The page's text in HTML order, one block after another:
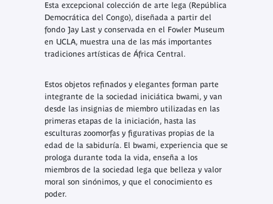
Esta excepcional colección de arte lega (República
Democrática del Congo), diseñada a partir del
fondo Jay Last y conservada en el Fowler Museum
en UCLA, muestra una de las más importantes
tradiciones artísticas de África Central.
Estos objetos refinados y elegantes forman parte
integrante de la sociedad iniciática bwami, y van
desde las insignias de miembro utilizadas en las
primeras etapas de la iniciación, hasta las
esculturas zoomorfas y figurativas propias de la
edad de la sabiduría. El bwami, experiencia que se
prologa durante toda la vida, enseña a los
miembros de la sociedad lega que belleza y valor
moral son sinónimos, y que el conocimiento es
poder.